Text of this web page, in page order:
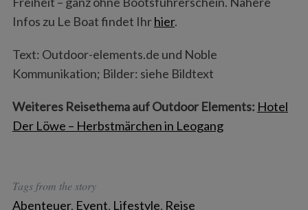
Infos zu Le Boat findet Ihrhier.
Text: Outdoor-elements.de und Noble
Kommunikation; Bilder: siehe Bildtext
Weiteres Reisethema auf Outdoor Elements: Hotel
Der Löwe – Herbstmärchen in Leogang
Tags from the story
Abenteuer, Event, Lifestyle, Reise